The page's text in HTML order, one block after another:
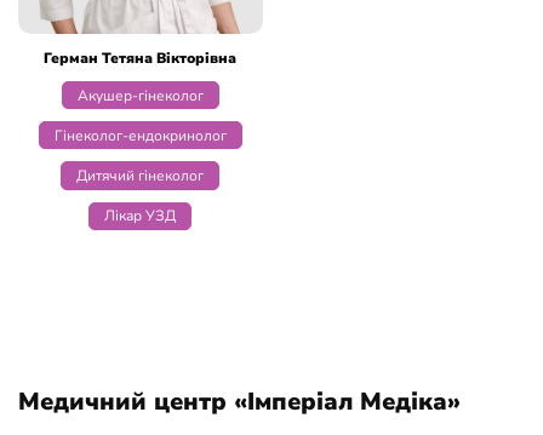
Герман Тетяна Вікторівна
Акушер-гінеколог
Гінеколог-ендокринолог
Дитячий гінеколог
Лікар УЗД
Медичний центр «Імперіал Медіка»